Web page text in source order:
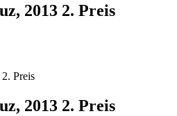
2013 2. Preis
2013 2. Preis